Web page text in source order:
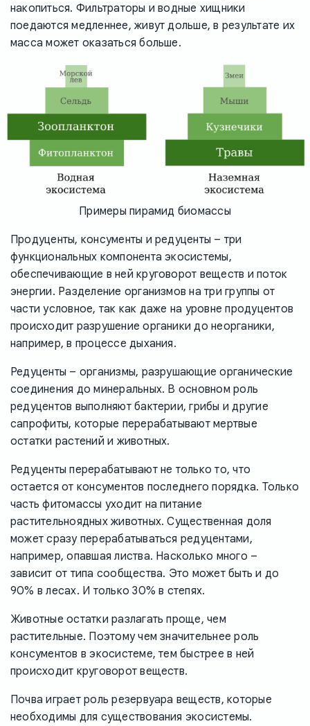
накопиться. Фильтраторы и водные хищники
поедаются медленнее, живут дольше, в результате их
масса может оказаться больше.
Примеры пирамид биомассы
Продуценты, консументы и редуценты – три
функциональных компонента экосистемы,
обеспечивающие в ней круговорот веществ и поток
энергии. Разделение организмов на три группы от
части условное, так как даже на уровне продуцентов
происходит разрушение органики до неорганики,
например, в процессе дыхания.
Редуценты – организмы, разрушающие органические
соединения до минеральных. В основном роль
редуцентов выполняют бактерии, грибы и другие
сапрофиты, которые перерабатывают мертвые
остатки растений и животных.
Редуценты перерабатывают не только то, что
остается от консументов последнего порядка. Только
часть фитомассы уходит на питание
растительноядных животных. Существенная доля
может сразу перерабатываться редуцентами,
например, опавшая листва. Насколько много –
зависит от типа сообщества. Это может быть и до
90% в лесах. И только 30% в степях.
Животные остатки разлагать проще, чем
растительные. Поэтому чем значительнее роль
консументов в экосистеме, тем быстрее в ней
происходит круговорот веществ.
Почва играет роль резервуара веществ, которые
необходимы для существования экосистемы.